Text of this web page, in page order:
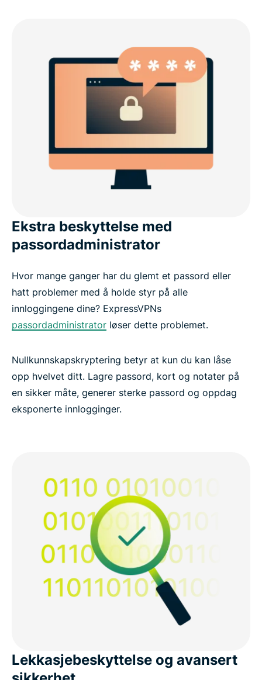
Ekstra beskyttelse med
passordadministrator
Hvor mange ganger har du glemt et passord eller
hatt problemer med å holde styr på alle
innloggingene dine? ExpressVPNs
passordadministrator løser dette problemet.
Nullkunnskapskryptering betyr at kun du kan låse
opp hvelvet ditt. Lagre passord, kort og notater på
en sikker måte, generer sterke passord og oppdag
eksponerte innlogginger.
Lekkasjebeskyttelse og avansert